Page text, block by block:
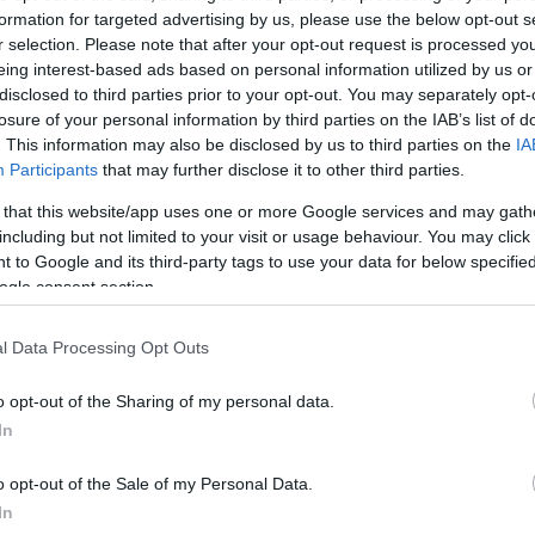
for targeted advertising by us, please use the below opt-out
selection. Please note that after your opt-out request is processed
interest-based ads based on personal information utilized by us
to third parties prior to your opt-out. You may separately
of your personal information by third parties on the IAB’s list of
This information may also be disclosed by us to third parties on the
Participants that may further disclose it to other third parties.
that this website/app uses one or more Google services and may
but not limited to your visit or usage behaviour. You may
to Google and its third-party tags to use your data for below
consent section.
Data Processing Opt Outs
opt-out of the Sharing of my personal data.
opt-out of the Sale of my Personal Data.
Σχολίασε εδώ
Υποβολή σχολίου